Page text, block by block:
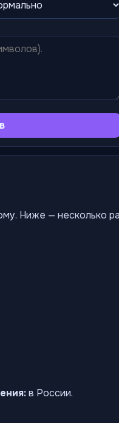
Ниже — несколько
в России.